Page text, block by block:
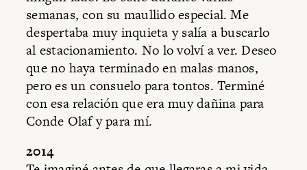
semanas, con su maullido especial. Me
despertaba muy inquieta y salía a buscarlo
al estacionamiento. No lo volví a ver. Deseo
que no haya terminado en malas manos,
pero es un consuelo para tontos. Terminé
con esa relación que era muy dañina para
Conde Olaf y para mí.
2014